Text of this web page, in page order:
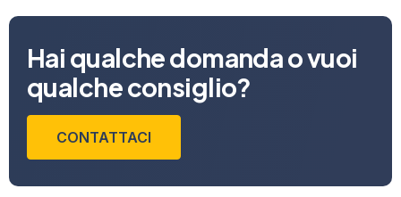
Hai qualche domanda o vuoi
qualche consiglio?
CONTATTACI